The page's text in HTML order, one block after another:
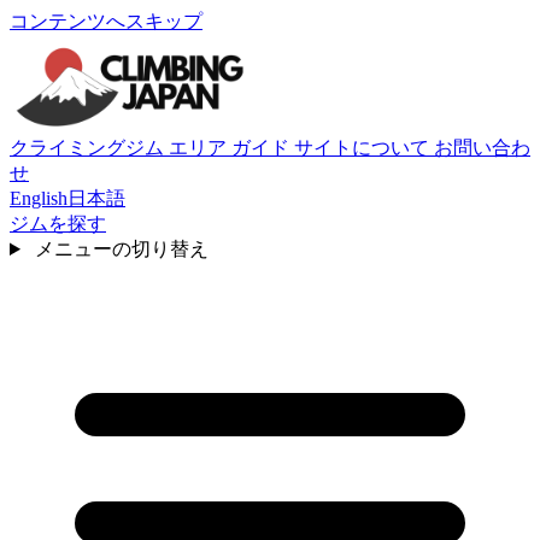
コンテンツへスキップ
クライミングジム エリア ガイド サイトについて お問い合わ
せ
English 日本語
ジムを探す
メニューの切り替え